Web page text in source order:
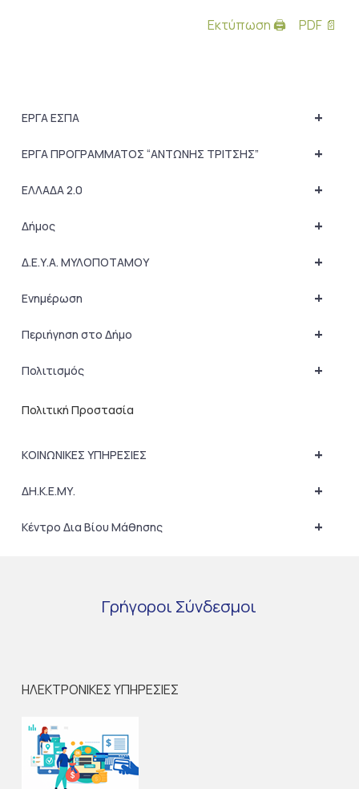
Εκτύπωση 🖨
PDF 📄
+
ΕΡΓΑ ΕΣΠΑ
+
ΕΡΓΑ ΠΡΟΓΡΑΜΜΑΤΟΣ “ΑΝΤΩΝΗΣ ΤΡΙΤΣΗΣ”
+
ΕΛΛΑΔΑ 2.0
+
Δήμος
+
Δ.Ε.Υ.Α. ΜΥΛΟΠΟΤΑΜΟΥ
+
Ενημέρωση
+
Περιήγηση στο Δήμο
+
Πολιτισμός
Πολιτική Προστασία
+
ΚΟΙΝΩΝΙΚΕΣ ΥΠΗΡΕΣΙΕΣ
+
ΔΗ.Κ.Ε.ΜΥ.
+
Κέντρο Δια Βίου Μάθησης
Γρήγοροι Σύνδεσμοι
ΗΛΕΚΤΡΟΝΙΚΕΣ ΥΠΗΡΕΣΙΕΣ